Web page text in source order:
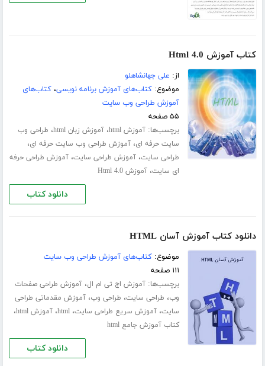
کتاب آموزش Html 4.0
از: علی جهانشاهلو
موضوع:کتاب‌های آموزش برنامه نویسی،کتاب‌های
آموزش طراحی وب سایت
۵۵ صفحه
برچسب‌ها:آموزش html ،آموزش زبان html ، طراحی وب
سایت حرفه ای،آموزش طراحی وب سایت حرفه ای،
طراحی سایت،آموزش طراحی سایت،آموزش طراحی حرفه
ای سایت،آموزش Html 4.0
دانلود کتاب
دانلود کتاب آموزش آسان HTML
موضوع:کتاب‌های آموزش طراحی وب سایت
۱۱۱ صفحه
برچسب‌ها:آموزش اج تی ام ال،آموزش طراحی صفحات
وب، طراحی سایت، طراحی وب،آموزش مقدماتی طراحی
سایت،آموزش سریع طراحی سایت،html،آموزش html ،
کتاب آموزش جامع html
دانلود کتاب